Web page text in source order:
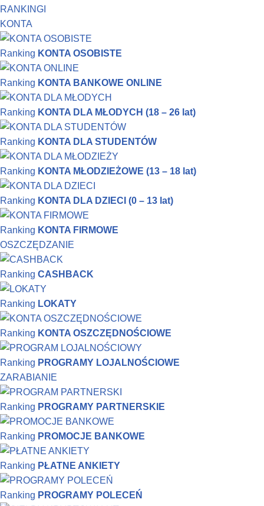
RANKINGI
KONTA
Ranking KONTA OSOBISTE
Ranking KONTA BANKOWE ONLINE
Ranking KONTA DLA MŁODYCH (18 – 26 lat)
Ranking KONTA DLA STUDENTÓW
Ranking KONTA MŁODZIEŻOWE (13 – 18 lat)
Ranking KONTA DLA DZIECI (0 – 13 lat)
Ranking KONTA FIRMOWE
OSZCZĘDZANIE
Ranking CASHBACK
Ranking LOKATY
Ranking KONTA OSZCZĘDNOŚCIOWE
Ranking PROGRAMY LOJALNOŚCIOWE
ZARABIANIE
Ranking PROGRAMY PARTNERSKIE
Ranking PROMOCJE BANKOWE
Ranking PŁATNE ANKIETY
Ranking PROGRAMY POLECEŃ